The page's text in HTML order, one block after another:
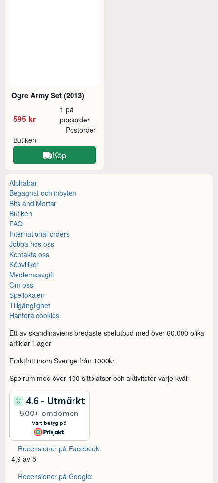
Ogre Army Set (2013)
595 kr
1 på
postorder
Butiken
Postorder
Köp
Alphabar
Begagnat och inbyten
Bits and Mortar
Butiken
FAQ
International orders
Jobba hos oss
Kontakta oss
Köpvillkor
Medlemsavgift
Om oss
Spellokalen
Tillgänglighet
Hantera cookies
Ett av skandinaviens bredaste spelutbud med över 60.000 olika
artiklar i lager
Fraktfritt inom Sverige från 1000kr
Spelrum med över 100 sittplatser och aktiviteter varje kväll
Recensioner på Facebook:
4,9 av 5
Recensioner på Google: